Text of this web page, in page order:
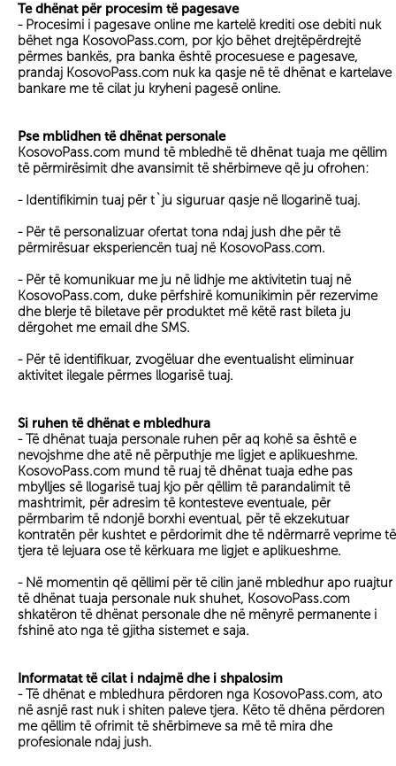
Te dhënat për procesim të pagesave
- Procesimi i pagesave online me kartelë krediti ose debiti nuk
bëhet nga KosovoPass.com, por kjo bëhet drejtëpërdrejtë
përmes bankës, pra banka është procesuese e pagesave,
prandaj KosovoPass.com nuk ka qasje në të dhënat e kartelave
bankare me të cilat ju kryheni pagesë online.
Pse mblidhen të dhënat personale
KosovoPass.com mund të mbledhë të dhënat tuaja me qëllim
të përmirësimit dhe avansimit të shërbimeve që ju ofrohen:
- Identifikimin tuaj për t`ju siguruar qasje në llogarinë tuaj.
- Për të personalizuar ofertat tona ndaj jush dhe për të
përmirësuar eksperiencën tuaj në KosovoPass.com.
- Për të komunikuar me ju në lidhje me aktivitetin tuaj në
KosovoPass.com, duke përfshirë komunikimin për rezervime
dhe blerje të biletave për produktet më këtë rast bileta ju
dërgohet me email dhe SMS.
- Për të identifikuar, zvogëluar dhe eventualisht eliminuar
aktivitet ilegale përmes llogarisë tuaj.
Si ruhen të dhënat e mbledhura
- Të dhënat tuaja personale ruhen për aq kohë sa është e
nevojshme dhe atë në përputhje me ligjet e aplikueshme.
KosovoPass.com mund të ruaj të dhënat tuaja edhe pas
mbylljes së llogarisë tuaj kjo për qëllim të parandalimit të
mashtrimit, për adresim të kontesteve eventuale, për
përmbarim të ndonjë borxhi eventual, për të ekzekutuar
kontratën për kushtet e përdorimit dhe të ndërmarrë veprime të
tjera të lejuara ose të kërkuara me ligjet e aplikueshme.
- Në momentin që qëllimi për të cilin janë mbledhur apo ruajtur
të dhënat tuaja personale nuk shuhet, KosovoPass.com
shkatëron të dhënat personale dhe në mënyrë permanente i
fshinë ato nga të gjitha sistemet e saja.
Informatat të cilat i ndajmë dhe i shpalosim
- Të dhënat e mbledhura përdoren nga KosovoPass.com, ato
në asnjë rast nuk i shiten paleve tjera. Këto të dhëna përdoren
me qëllim të ofrimit të shërbimeve sa më të mira dhe
profesionale ndaj jush.